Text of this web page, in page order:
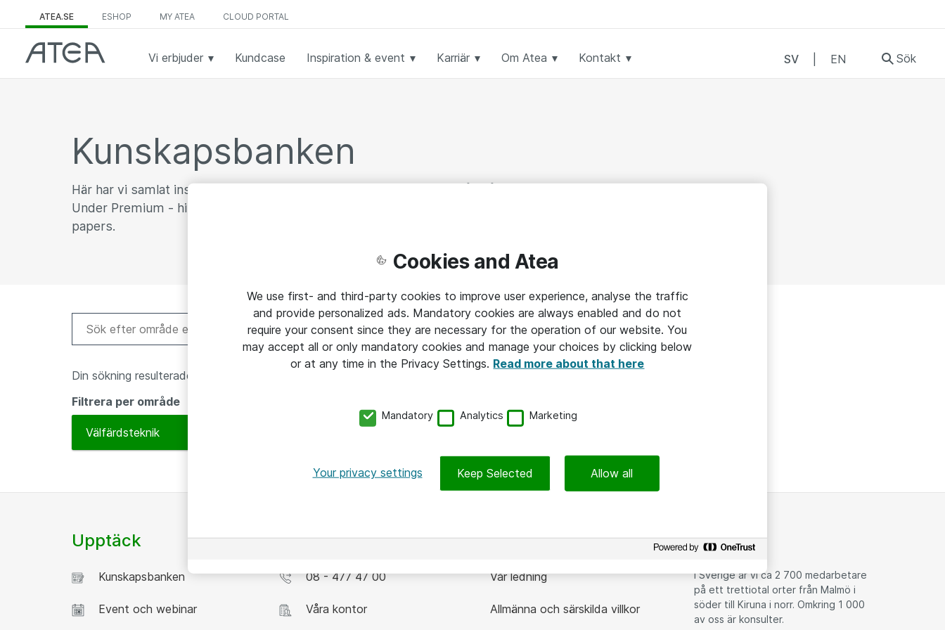
ATEA.SE ESHOP MY ATEA CLOUD PORTAL
Vi erbjuder Kundcase Inspiration & event Karriär Om Atea Kontakt SV EN Sök
Kunskapsbanken
Här har vi samlat inspirerande artiklar, kundcase och bloggposter från våra specialister.
Under Premium - hittar du vårt exklusiva innehåll i form av guider, handböcker och white
papers.
Din sökning resulterade i 0 sidor
Filtrera per område
Välfärdsteknik
Upptäck
Kunskapsbanken
Event och webinar
Kontakta oss
08 - 477 47 00
Våra kontor
Mer om Atea
Vår ledning
Allmänna och särskilda villkor
Om
I Sverige är vi ca 2 700 medarbetare
på ett trettiotal orter från Malmö i
söder till Kiruna i norr. Omkring 1 000
av oss är konsulter.
Cookies and Atea
We use first- and third-party cookies to improve user experience, analyse the traffic
and provide personalized ads. Mandatory cookies are always enabled and do not
require your consent since they are necessary for the operation of our website. You
may accept all or only mandatory cookies and manage your choices by clicking below
or at any time in the Privacy Settings. Read more about that here
Mandatory Analytics Marketing
Your privacy settings Keep Selected Allow all